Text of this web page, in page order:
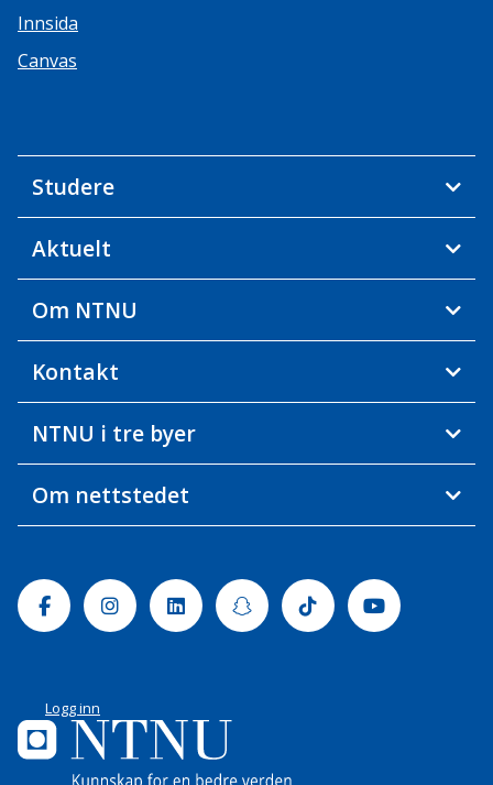
Innsida
Canvas
Studere
Aktuelt
Om NTNU
Kontakt
NTNU i tre byer
Om nettstedet
FacebookInstagramLinkedinSnapchatTiktok Youtube
Logg inn